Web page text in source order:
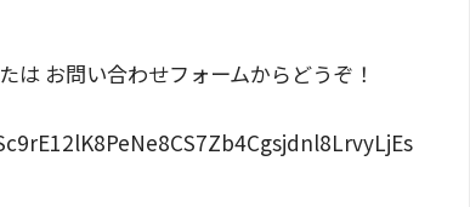
は お問い合わせフォームからどうぞ！